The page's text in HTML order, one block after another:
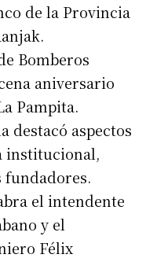
de la Provincia
Bomberos
aniversario
Pampita.
destacó aspectos
institucional,
el intendente
y el
Félix